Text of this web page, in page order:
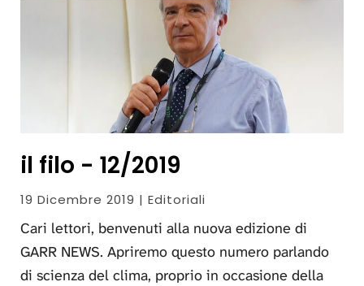
il filo - 12/2019
19 Dicembre 2019 | Editoriali
Cari lettori, benvenuti alla nuova edizione di
GARR NEWS. Apriremo questo numero parlando
di scienza del clima, proprio in occasione della